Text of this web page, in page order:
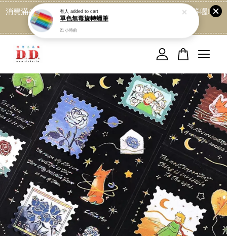
消費滿499免運喔, 記得加LINE:@dede168 領取專屬折扣券喔!
點我
您的購物車目前還是空的。
繼續購物